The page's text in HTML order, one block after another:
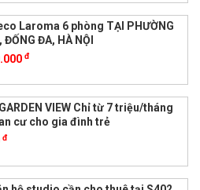
Laroma 6 phòng TẠI PHƯỜNG
ĐỐNG ĐA, HÀ NỘI
đ
VIEW Chỉ từ 7 triệu/tháng
cư cho gia đình trẻ
đ